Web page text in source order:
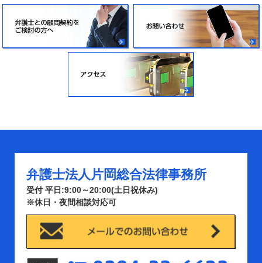
弁護士法人片岡総合法律事務所
受付 平日:9:00～20:00(土日祝休み)
※休日・夜間相談対応可